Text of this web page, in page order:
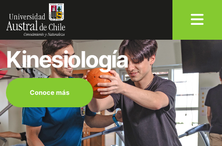
Kinesiología
Conoce más